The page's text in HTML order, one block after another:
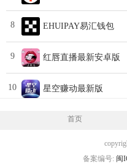
8 EHUIPAY易汇钱包
9 红唇直播最新安卓版
10 星空赚动最新版
首页
备案编号: 闽